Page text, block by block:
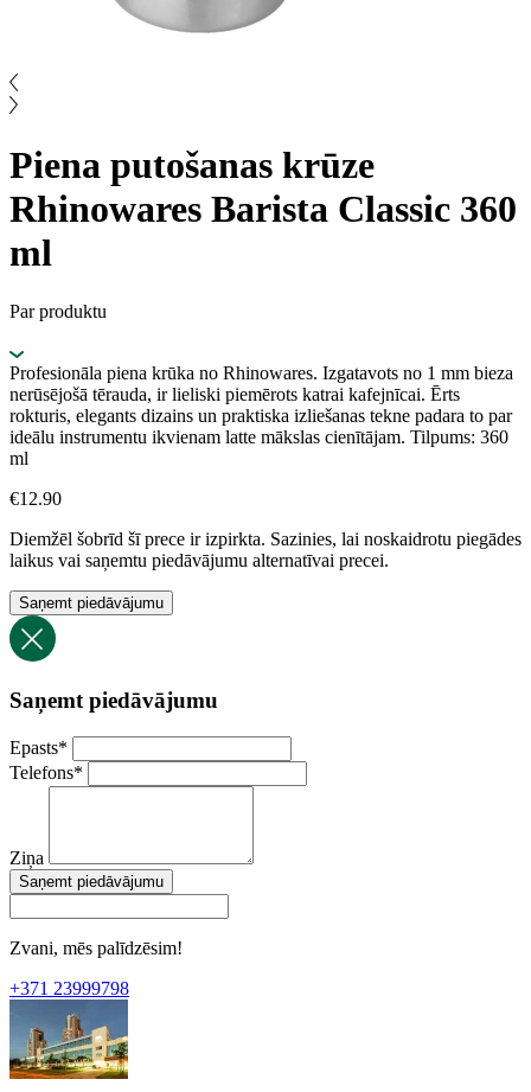
Piena putošanas krūze
Rhinowares Barista Classic 360
ml
Par produktu
Profesionāla piena krūka no Rhinowares. Izgatavots no 1 mm bieza
nerūsējošā tērauda, ir lieliski piemērots katrai kafejnīcai. Ērts
rokturis, elegants dizains un praktiska izliešanas tekne padara to par
ideālu instrumentu ikvienam latte mākslas cienītājam. Tilpums: 360
ml
€12.90
Diemžēl šobrīd šī prece ir izpirkta. Sazinies, lai noskaidrotu piegādes
laikus vai saņemtu piedāvājumu alternatīvai precei.
Saņemt piedāvājumu
Saņemt piedāvājumu
Epasts*
Telefons*
Ziņa
Saņemt piedāvājumu
Zvani, mēs palīdzēsim!
+371 23999798